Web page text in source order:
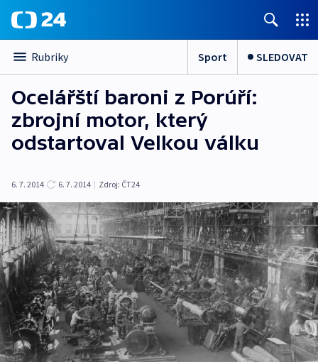
Rubriky Sport SLEDOVAT
Ocelářští baroni z Porúří:
zbrojní motor, který
odstartoval Velkou válku
6. 7. 2014 6. 7. 2014 | Zdroj: ČT24